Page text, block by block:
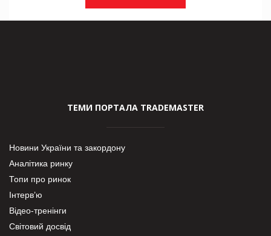
ТЕМИ ПОРТАЛА TRADEMASTER
Новини України та закордону
Аналітика ринку
Топи про ринок
Інтерв’ю
Відео-тренінги
Світовий досвід